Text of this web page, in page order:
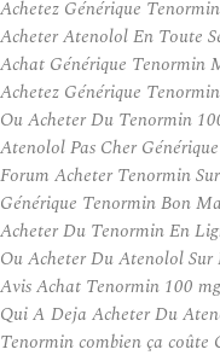
Achetez Générique
Acheter Atenolol En Toute
Achat Générique Tenormin
Achetez Générique
Ou Acheter Du Tenormin
Atenolol Pas Cher Générique
Forum Acheter Tenormin
Générique Tenormin Bon
Acheter Du Tenormin En
Ou Acheter Du Atenolol
Avis Achat Tenormin 100
Qui A Deja Acheter Du
Tenormin combien ça coûte